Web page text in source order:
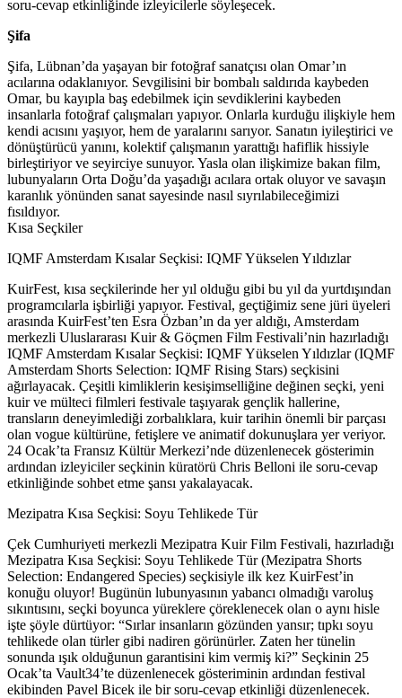
soru-cevap etkinliğinde izleyicilerle söyleşecek.
Şifa
Şifa, Lübnan’da yaşayan bir fotoğraf sanatçısı olan Omar’ın
acılarına odaklanıyor. Sevgilisini bir bombalı saldırıda kaybeden
Omar, bu kayıpla baş edebilmek için sevdiklerini kaybeden
insanlarla fotoğraf çalışmaları yapıyor. Onlarla kurduğu ilişkiyle hem
kendi acısını yaşıyor, hem de yaralarını sarıyor. Sanatın iyileştirici ve
dönüştürücü yanını, kolektif çalışmanın yarattığı hafiflik hissiyle
birleştiriyor ve seyirciye sunuyor. Yasla olan ilişkimize bakan film,
lubunyaların Orta Doğu’da yaşadığı acılara ortak oluyor ve savaşın
karanlık yönünden sanat sayesinde nasıl sıyrılabileceğimizi
fısıldıyor.
Kısa Seçkiler
IQMF Amsterdam Kısalar Seçkisi: IQMF Yükselen Yıldızlar
KuirFest, kısa seçkilerinde her yıl olduğu gibi bu yıl da yurtdışından
programcılarla işbirliği yapıyor. Festival, geçtiğimiz sene jüri üyeleri
arasında KuirFest’ten Esra Özban’ın da yer aldığı, Amsterdam
merkezli Uluslararası Kuir & Göçmen Film Festivali’nin hazırladığı
IQMF Amsterdam Kısalar Seçkisi: IQMF Yükselen Yıldızlar (IQMF
Amsterdam Shorts Selection: IQMF Rising Stars) seçkisini
ağırlayacak. Çeşitli kimliklerin kesişimselliğine değinen seçki, yeni
kuir ve mülteci filmleri festivale taşıyarak gençlik hallerine,
transların deneyimlediği zorbalıklara, kuir tarihin önemli bir parçası
olan vogue kültürüne, fetişlere ve animatif dokunuşlara yer veriyor.
24 Ocak’ta Fransız Kültür Merkezi’nde düzenlenecek gösterimin
ardından izleyiciler seçkinin küratörü Chris Belloni ile soru-cevap
etkinliğinde sohbet etme şansı yakalayacak.
Mezipatra Kısa Seçkisi: Soyu Tehlikede Tür
Çek Cumhuriyeti merkezli Mezipatra Kuir Film Festivali, hazırladığı
Mezipatra Kısa Seçkisi: Soyu Tehlikede Tür (Mezipatra Shorts
Selection: Endangered Species) seçkisiyle ilk kez KuirFest’in
konuğu oluyor! Bugünün lubunyasının yabancı olmadığı varoluş
sıkıntısını, seçki boyunca yüreklere çöreklenecek olan o aynı hisle
işte şöyle dürtüyor: “Sırlar insanların gözünden yansır; tıpkı soyu
tehlikede olan türler gibi nadiren görünürler. Zaten her tünelin
sonunda ışık olduğunun garantisini kim vermiş ki?” Seçkinin 25
Ocak’ta Vault34’te düzenlenecek gösteriminin ardından festival
ekibinden Pavel Bicek ile bir soru-cevap etkinliği düzenlenecek.